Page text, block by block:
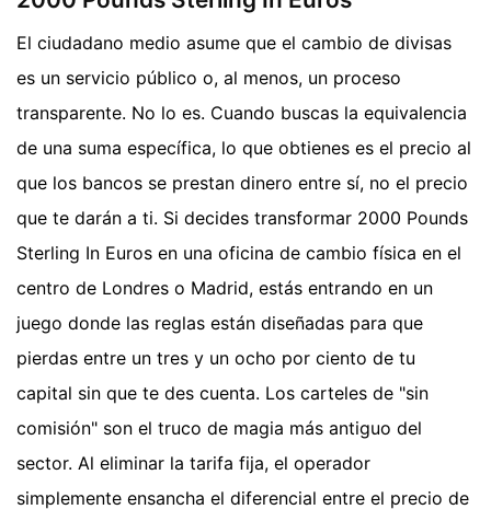
El ciudadano medio asume que el cambio de divisas
es un servicio público o, al menos, un proceso
transparente. No lo es. Cuando buscas la equivalencia
de una suma específica, lo que obtienes es el precio al
que los bancos se prestan dinero entre sí, no el precio
que te darán a ti. Si decides transformar 2000 Pounds
Sterling In Euros en una oficina de cambio física en el
centro de Londres o Madrid, estás entrando en un
juego donde las reglas están diseñadas para que
pierdas entre un tres y un ocho por ciento de tu
capital sin que te des cuenta. Los carteles de "sin
comisión" son el truco de magia más antiguo del
sector. Al eliminar la tarifa fija, el operador
simplemente ensancha el diferencial entre el precio de